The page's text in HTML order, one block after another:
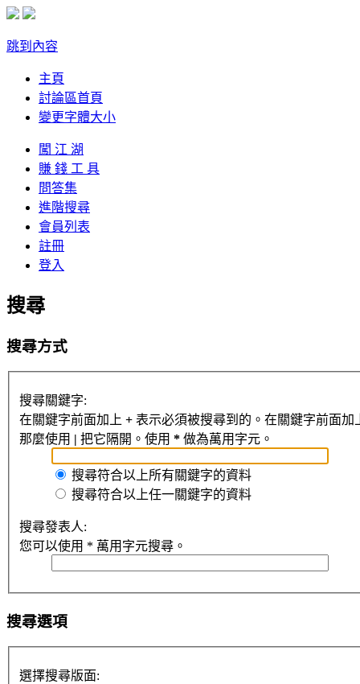
跳到內容
主頁
討論區首頁
變更字體大小
闖 江 湖
賺 錢 工 具
問答集
進階搜尋
會員列表
註冊
登入
搜尋
搜尋方式
搜尋關鍵字:
在關鍵字前面加上 + 表示必須被搜尋到的。在關鍵字前面加
那麼使用 | 把它隔開。使用 * 做為萬用字元。
搜尋符合以上所有關鍵字的資料
搜尋符合以上任一關鍵字的資料
搜尋發表人:
您可以使用 * 萬用字元搜尋。
搜尋選項
選擇搜尋版面: